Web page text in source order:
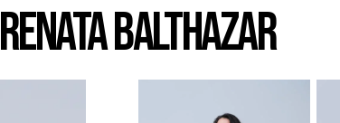
Renata Balthazar